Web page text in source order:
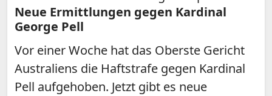
Neue Ermittlungen gegen Kardinal
George Pell
Vor einer Woche hat das Oberste Gericht
Australiens die Haftstrafe gegen Kardinal
Pell aufgehoben. Jetzt gibt es neue